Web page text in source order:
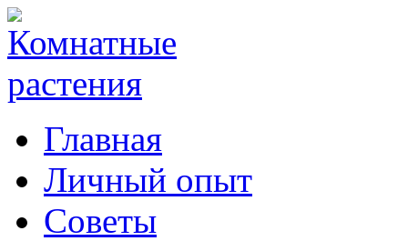
Главная
Личный опыт
Советы